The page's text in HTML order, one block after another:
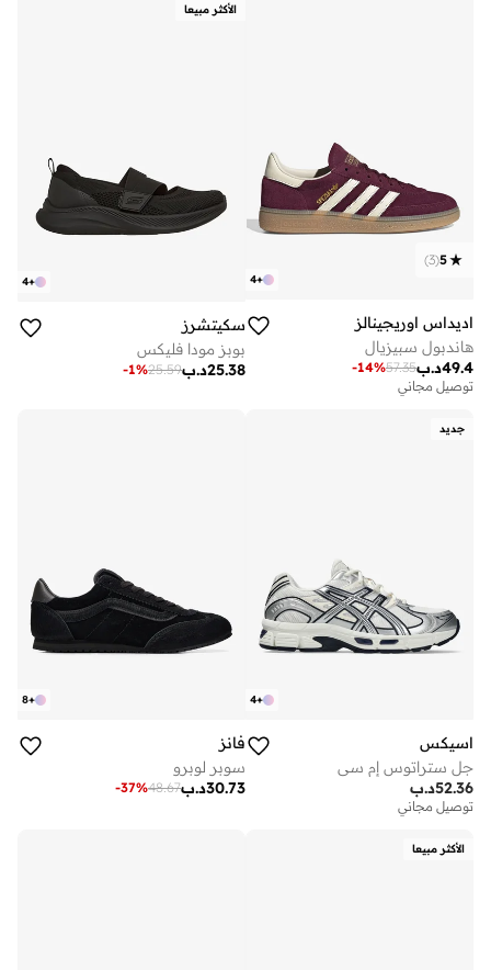
+
4
5
(
3
)
اديداس اوريجينالز
هاندبول سبيزيال
د.ب49.4
57.35
-14%
توصيل مجاني
الأكثر مبيعا
+
4
سكيتشرز
بوبز مودا فليكس
د.ب25.38
25.59
-1%
جديد
+
4
اسيكس
جل ستراتوس إم سي
د.ب52.36
توصيل مجاني
+
8
فانز
سوبر لوبرو
د.ب30.73
48.67
-37%
الأكثر مبيعا